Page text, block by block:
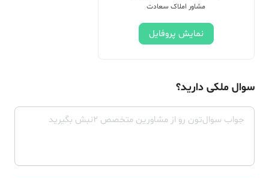
مشاور املاک سعادت
نمایش پروفایل
سوال ملکی دارید؟